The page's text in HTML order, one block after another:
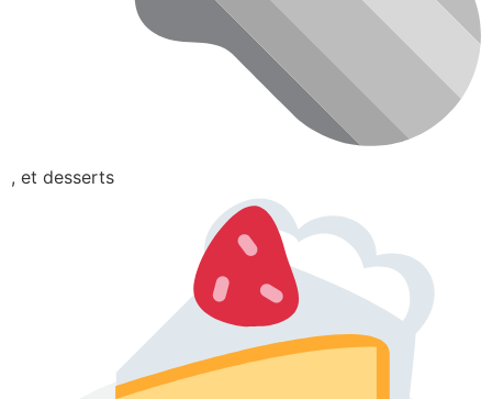
, et desserts